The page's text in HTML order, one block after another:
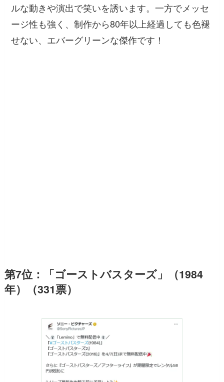
ルな動きや演出で笑いを誘います。一方でメッセ
ージ性も強く、制作から80年以上経過しても色褪
せない、エバーグリーンな傑作です！
第7位：「ゴーストバスターズ」（1984
年）（331票）